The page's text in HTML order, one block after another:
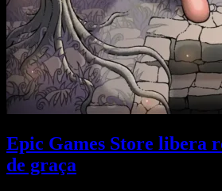
Epic Games Store libera
de graça